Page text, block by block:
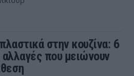
στην κουζίνα: 6
που μειώνουν